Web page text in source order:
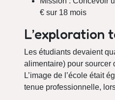
€ sur 18 mois
L’exploration
Les étudiants devaient
alimentaire) pour sourcer
L’image de l’école était
tenue professionnelle,